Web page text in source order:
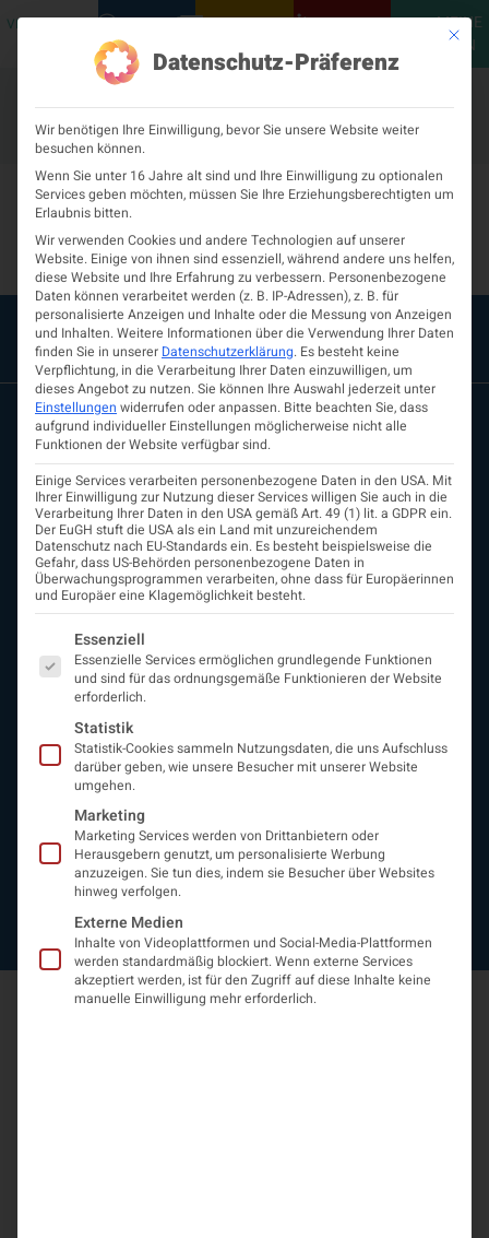
VERANSTALTUNGENPODCASTS NEUROLOGISCH KONTAKT
MEINE
ÖGN
Universitätsklinikum St.
Pölten
ÖGN
Über uns
Vorstand
Arbeitsgemeinschaften
assoziierte Gesellschaften
Fördermitglieder
Entwicklung der Neurologoie
Neurologiereport
Mitgliedschaft
Statuten
Protokolle
Kontakt
Impressum
Datenschutzerklärung
Mit
Datenschutz-Präferenz
Wir benötigen Ihre Einwilligung, bevor Sie unsere Website weiter
besuchen können.
Wenn Sie unter 16 Jahre alt sind und Ihre Einwilligung zu optionalen
Services geben möchten, müssen Sie Ihre Erziehungsberechtigten um
Erlaubnis bitten.
Wir verwenden Cookies und andere Technologien auf unserer
Website. Einige von ihnen sind essenziell, während andere uns helfen,
diese Website und Ihre Erfahrung zu verbessern. Personenbezogene
Daten können verarbeitet werden (z. B. IP-Adressen), z. B. für
personalisierte Anzeigen und Inhalte oder die Messung von Anzeigen
und Inhalten.Weitere Informationen über die Verwendung Ihrer Daten
finden Sie in unserer Datenschutzerklärung. Es besteht keine
Verpflichtung, in die Verarbeitung Ihrer Daten einzuwilligen, um
dieses Angebot zu nutzen.Sie können Ihre Auswahl jederzeit unter
Einstellungen widerrufen oder anpassen. Bitte beachten Sie, dass
aufgrund individueller Einstellungen möglicherweise nicht alle
Funktionen der Website verfügbar sind.
Einige Services verarbeiten personenbezogene Daten in den USA. Mit
Ihrer Einwilligung zur Nutzung dieser Services willigen Sie auch in die
Verarbeitung Ihrer Daten in den USA gemäß Art. 49 (1) lit. a GDPR ein.
Der EuGH stuft die USA als ein Land mit unzureichendem
Datenschutz nach EU-Standards ein. Es besteht beispielsweise die
Gefahr, dass US-Behörden personenbezogene Daten in
Überwachungsprogrammen verarbeiten, ohne dass für Europäerinnen
und Europäer eine Klagemöglichkeit besteht.
Es folgt eine Liste der Service-Gruppen, für die eine
Essenziell
Essenzielle Services ermöglichen grundlegende Funktionen
und sind für das ordnungsgemäße Funktionieren der Website
erforderlich.
Statistik
Statistik-Cookies sammeln Nutzungsdaten, die uns Aufschluss
darüber geben, wie unsere Besucher mit unserer Website
umgehen.
Marketing
Marketing Services werden von Drittanbietern oder
Herausgebern genutzt, um personalisierte Werbung
anzuzeigen. Sie tun dies, indem sie Besucher über Websites
hinweg verfolgen.
Externe Medien
Inhalte von Videoplattformen und Social-Media-Plattformen
werden standardmäßig blockiert. Wenn externe Services
akzeptiert werden, ist für den Zugriff auf diese Inhalte keine
manuelle Einwilligung mehr erforderlich.